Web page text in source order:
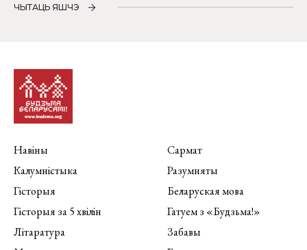
ЧЫТАЦЬ ЯШЧЭ
Навіны
Калумністыка
Гісторыя
Гісторыя за 5 хвілін
Літаратура
Сармат
Разумняты
Беларуская мова
Гатуем з «Будзьма!»
Забавы